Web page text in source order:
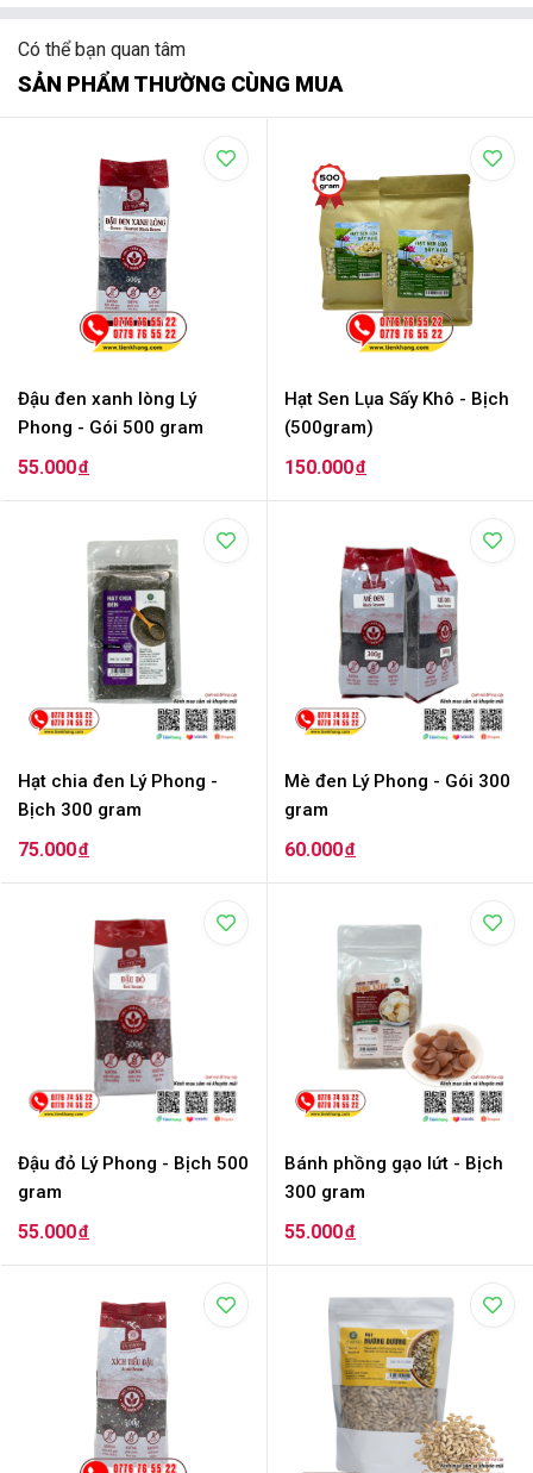
Có thể bạn quan tâm
SẢN PHẨM THƯỜNG CÙNG MUA
Đậu đen xanh lòng Lý
Phong - Gói 500 gram
55.000đ
Hạt Sen Lụa Sấy Khô - Bịch
(500gram)
150.000đ
Hạt chia đen Lý Phong -
Bịch 300 gram
75.000đ
Mè đen Lý Phong - Gói 300
gram
60.000đ
Đậu đỏ Lý Phong - Bịch 500
gram
55.000đ
Bánh phồng gạo lứt - Bịch
300 gram
55.000đ